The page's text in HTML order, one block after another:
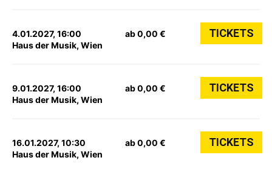
4.01.2027, 16:00
Haus der Musik, Wien
ab 0,00 € TICKETS
9.01.2027, 16:00
Haus der Musik, Wien
ab 0,00 € TICKETS
16.01.2027, 10:30
Haus der Musik, Wien
ab 0,00 € TICKETS